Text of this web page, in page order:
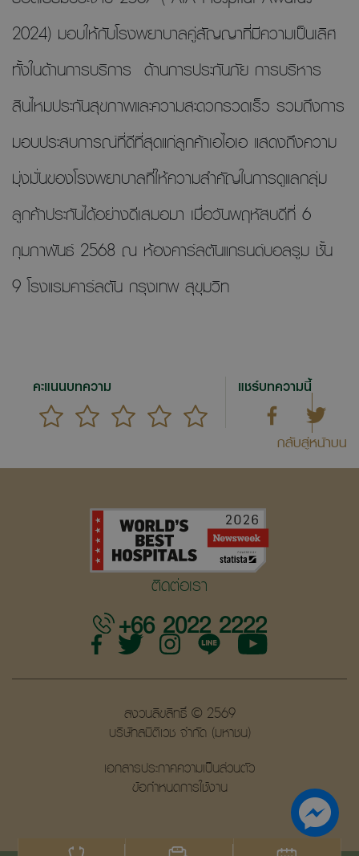
2024) มอบให้กับโรงพยาบาลคู่สัญญาที่มีความเป็นเลิศ
ทั้งในด้านการบริการ ด้านการประกันภัย การบริหาร
สินไหมประกันสุขภาพและความสะดวกรวดเร็ว รวมถึงการ
มอบประสบการณ์ที่ดีที่สุดแก่ลูกค้าเอไอเอ แสดงถึงความ
มุ่งมั่นของโรงพยาบาลที่ให้ความสำคัญในการดูแลกลุ่ม
ลูกค้าประกันได้อย่างดีเสมอมา เมื่อวันพฤหัสบดีที่ 6
กุมภาพันธ์ 2568 ณ ห้องคาร์ลตันแกรนด์บอลรูม ชั้น
9 โรงแรมคาร์ลตัน กรุงเทพ สุขุมวิท
คะแนนบทความ แชร์บทความนี้
กลับสู่หน้าบน
ติดต่อเรา
+66 2022 2222
สงวนลิขสิทธิ์ © 2569
บริษัทสมิติเวช จำกัด (มหาชน)
เอกสารประกาศความเป็นส่วนตัว
ข้อกำหนดการใช้งาน